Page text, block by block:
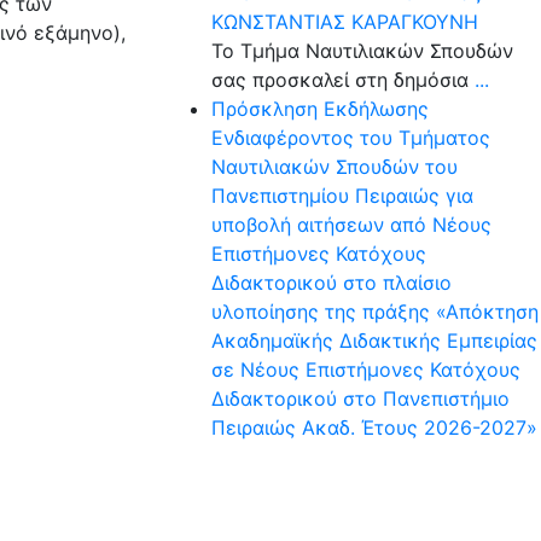
εξάμηνο),
ΚΩΝΣΤΑΝΤΙΑΣ ΚΑΡΑΓΚΟΥΝΗ
Το Τμήμα Ναυτιλιακών Σπουδών
σας προσκαλεί στη δημόσια ...
Πρόσκληση Εκδήλωσης
Ενδιαφέροντος του Τμήματος
Ναυτιλιακών Σπουδών του
Πανεπιστημίου Πειραιώς για
υποβολή αιτήσεων από Νέους
Επιστήμονες Κατόχους
Διδακτορικού στο πλαίσιο
υλοποίησης της πράξης «Απόκτηση
Ακαδημαϊκής Διδακτικής Εμπειρίας
σε Νέους Επιστήμονες Κατόχους
Διδακτορικού στο Πανεπιστήμιο
Πειραιώς Ακαδ. Έτους 2026-2027»